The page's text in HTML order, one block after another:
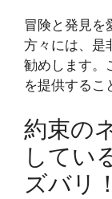
冒険と発見を
方々には、是
勧めします。
を提供するこ
約束の
してい
ズバリ！